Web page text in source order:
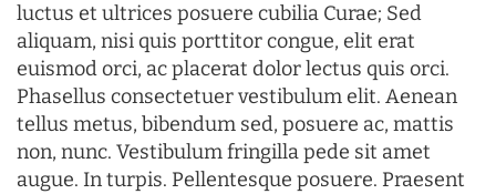
luctus et ultrices posuere cubilia Curae; Sed
aliquam, nisi quis porttitor congue, elit erat
euismod orci, ac placerat dolor lectus quis orci.
Phasellus consectetuer vestibulum elit. Aenean
tellus metus, bibendum sed, posuere ac, mattis
non, nunc. Vestibulum fringilla pede sit amet
augue. In turpis. Pellentesque posuere. Praesent